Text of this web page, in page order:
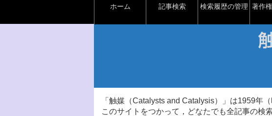
ホーム 記事検索 検索履歴の管理 著作
「触媒（Catalysts and Catalysis）」は1959年
このサイトをつかって，どなたでも全記事の検